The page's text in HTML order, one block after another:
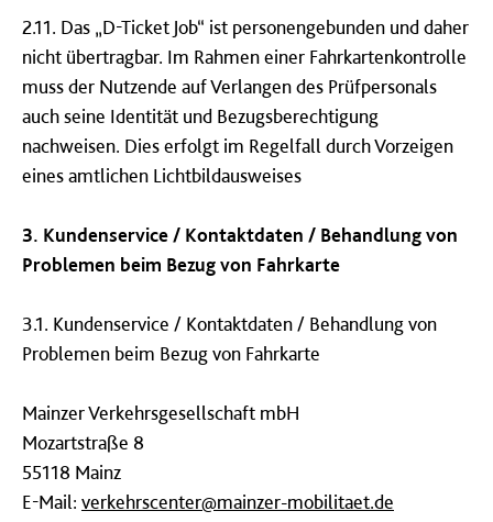
2.11. Das „D-Ticket Job“ ist personengebunden und daher
nicht übertragbar. Im Rahmen einer Fahrkartenkontrolle
muss der Nutzende auf Verlangen des Prüfpersonals
auch seine Identität und Bezugsberechtigung
nachweisen. Dies erfolgt im Regelfall durch Vorzeigen
eines amtlichen Lichtbildausweises
3. Kundenservice / Kontaktdaten / Behandlung von
Problemen beim Bezug von Fahrkarte
3.1. Kundenservice / Kontaktdaten / Behandlung von
Problemen beim Bezug von Fahrkarte
Mainzer Verkehrsgesellschaft mbH
Mozartstraße 8
55118 Mainz
E-Mail: verkehrscenter@mainzer-mobilitaet.de